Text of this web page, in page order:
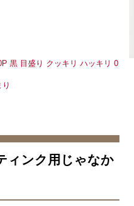
ィンク用じゃなか